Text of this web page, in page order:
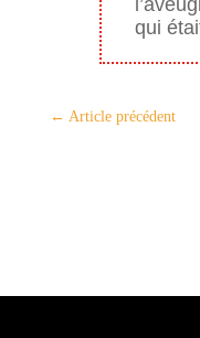
qui
← Article précédent